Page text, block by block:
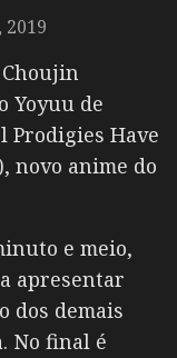
2019
Yoyuu de
Have
novo anime do
e meio,
apresentar
dos demais
No final é